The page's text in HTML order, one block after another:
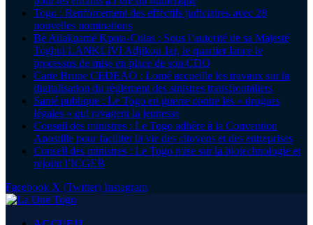
Togo : Renforcement des effectifs judiciaires avec 28
nouvelles nominations
Bè Adakpamé Kpota-Colas : Sous l’autorité de sa Majesté
Togbui LANKLIVI Adjikou 1er, le quartier lance le
processus de mise en place de son CDQ
Carte Brune CEDEAO : Lomé accueille les travaux sur la
digitalisation du règlement des sinistres transfrontaliers
Santé publique : Le Togo en guerre contre les « drogues
légales » qui ravagent la jeunesse
Conseil des ministres : Le Togo adhère à la Convention
Apostille pour faciliter la vie des citoyens et des entreprises
Conseil des ministres : Le Togo mise sur la biotechnologie et
rejoint l’ICGEB
Facebook X (Twitter) Instagram